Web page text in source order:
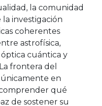
la comunidad
investigación
coherentes
astrofísica,
cuántica y
frontera del
en
qué
de sostener su